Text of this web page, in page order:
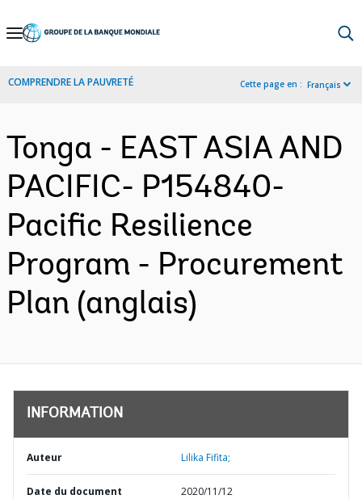
Skip
Navigation
COMPRENDRE LA PAUVRETÉ Cette page en : Français
Tonga - EAST ASIA AND
PACIFIC- P154840-
Pacific Resilience
Program - Procurement
Plan (anglais)
INFORMATION
Auteur Lilika Fifita;
Date du document 2020/11/12